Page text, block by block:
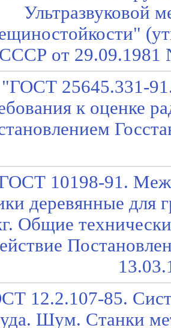
Ультразвуковой
СССР от 29.09.1981
"ГОСТ 25645.331-
к оценке
10198-91.
деревянные для
Общие
12.2.107-85.
Шум. Станки